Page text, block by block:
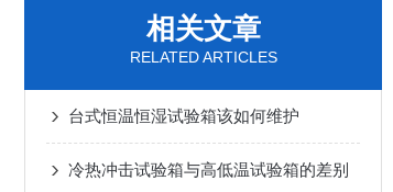
相关文章
RELATED ARTICLES
台式恒温恒湿试验箱该如何维护
冷热冲击试验箱与高低温试验箱的差别